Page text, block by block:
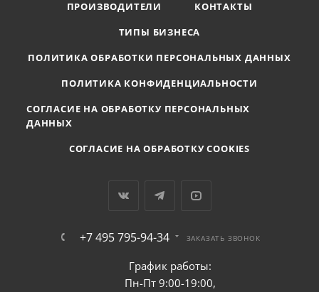
ПРОИЗВОДИТЕЛИ
КОНТАКТЫ
ТИПЫ БИЗНЕСА
ПОЛИТИКА ОБРАБОТКИ ПЕРСОНАЛЬНЫХ ДАННЫХ
ПОЛИТИКА КОНФИДЕНЦИАЛЬНОСТИ
СОГЛАСИЕ НА ОБРАБОТКУ ПЕРСОНАЛЬНЫХ
ДАННЫХ
СОГЛАСИЕ НА ОБРАБОТКУ COOKIES
+7 495 795-94-34 ЗАКАЗАТЬ ЗВОНОК
График работы:
Пн-Пт 9:00-19:00,